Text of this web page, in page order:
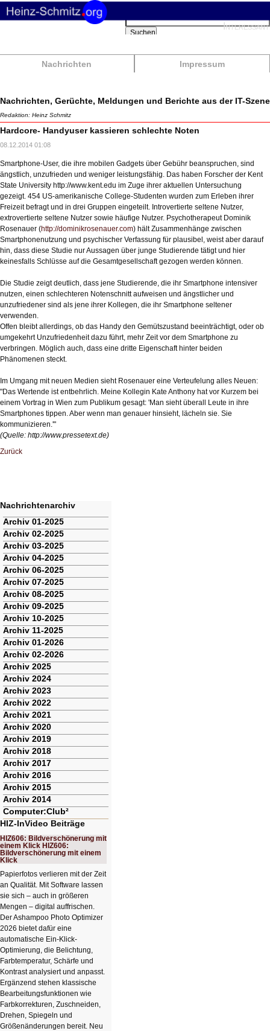
Nachrichten Impressum
Suchbegriffe
Suchen
Nachrichten, Gerüchte, Meldungen und Berichte aus der IT-Szene
Redaktion: Heinz Schmitz
Hardcore- Handyuser kassieren schlechte Noten
08.12.2014 01:08
Smartphone-User, die ihre mobilen Gadgets über Gebühr beanspruchen, sind
ängstlich, unzufrieden und weniger leistungsfähig. Das haben Forscher der Kent
State University http://www.kent.edu im Zuge ihrer aktuellen Untersuchung
gezeigt. 454 US-amerikanische College-Studenten wurden zum Erleben ihrer
Freizeit befragt und in drei Gruppen eingeteilt. Introvertierte seltene Nutzer,
extrovertierte seltene Nutzer sowie häufige Nutzer. Psychotherapeut Dominik
Rosenauer (http://dominikrosenauer.com) hält Zusammenhänge zwischen
Smartphonenutzung und psychischer Verfassung für plausibel, weist aber darauf
hin, dass diese Studie nur Aussagen über junge Studierende tätigt und hier
keinesfalls Schlüsse auf die Gesamtgesellschaft gezogen werden können.
Die Studie zeigt deutlich, dass jene Studierende, die ihr Smartphone intensiver
nutzen, einen schlechteren Notenschnitt aufweisen und ängstlicher und
unzufriedener sind als jene ihrer Kollegen, die ihr Smartphone seltener
verwenden.
Offen bleibt allerdings, ob das Handy den Gemütszustand beeinträchtigt, oder ob
umgekehrt Unzufriedenheit dazu führt, mehr Zeit vor dem Smartphone zu
verbringen. Möglich auch, dass eine dritte Eigenschaft hinter beiden
Phänomenen steckt.
Im Umgang mit neuen Medien sieht Rosenauer eine Verteufelung alles Neuen:
"Das Wertende ist entbehrlich. Meine Kollegin Kate Anthony hat vor Kurzem bei
einem Vortrag in Wien zum Publikum gesagt: 'Man sieht überall Leute in ihre
Smartphones tippen. Aber wenn man genauer hinsieht, lächeln sie. Sie
kommunizieren.'"
(Quelle: http://www.pressetext.de)
Zurück
Nachrichtenarchiv
Navigation
überspringen
Archiv 01-2025
Archiv 02-2025
Archiv 03-2025
Archiv 04-2025
Archiv 06-2025
Archiv 07-2025
Archiv 08-2025
Archiv 09-2025
Archiv 10-2025
Archiv 11-2025
Archiv 01-2026
Archiv 02-2026
Archiv 2025
Archiv 2024
Archiv 2023
Archiv 2022
Archiv 2021
Archiv 2020
Archiv 2019
Archiv 2018
Archiv 2017
Archiv 2016
Archiv 2015
Archiv 2014
Computer:Club²
HIZ-InVideo Beiträge
HIZ606: Bildverschönerung mit
einem Klick HIZ606:
Bildverschönerung mit einem
Klick
Papierfotos verlieren mit der Zeit
an Qualität. Mit Software lassen
sie sich – auch in größeren
Mengen – digital auffrischen.
Der Ashampoo Photo Optimizer
2026 bietet dafür eine
automatische Ein-Klick-
Optimierung, die Belichtung,
Farbtemperatur, Schärfe und
Kontrast analysiert und anpasst.
Ergänzend stehen klassische
Bearbeitungsfunktionen wie
Farbkorrekturen, Zuschneiden,
Drehen, Spiegeln und
Größenänderungen bereit. Neu